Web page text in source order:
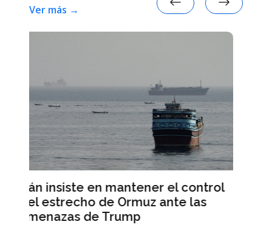
Ver más →
control
las
Israel anuncia la primera orden
desalojo en Líbano tras el pacto
paz